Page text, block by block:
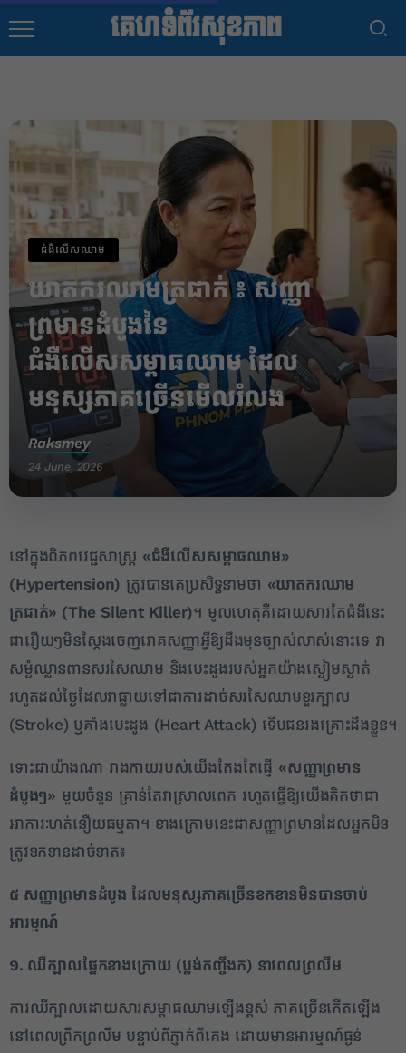
គេហទំព័រសុខភាព
ជំងឺលើសឈាម
ឃាតករឈាមត្រជាក់ ៖ សញ្ញា
ព្រមានដំបូងនៃ
ជំងឺលើសសម្ពាធឈាម ដែល
មនុស្សភាគច្រើនមើលរំលង
Raksmey
24 June, 2026
នៅក្នុងពិភពវេជ្ជសាស្ត្រ «ជំងឺលើសសម្ពាធឈាម»
(Hypertension) ត្រូវបានគេប្រសិទ្ធនាមថា «ឃាតករឈាម
ត្រជាក់» (The Silent Killer)។ មូលហេតុគឺដោយសារតែជំងឺនេះ
ជារឿយៗមិនស្តែងចេញរោគសញ្ញាអ្វីឱ្យដឹងមុនច្បាស់លាស់នោះទេ វា
សម្ងំឈ្លានពានសរសៃឈាម និងបេះដូងរបស់អ្នកយ៉ាងស្ងៀមស្ងាត់
រហូតដល់ថ្ងៃដែលវាធ្លាយទៅជាការដាច់សរសៃឈាមខួរក្បាល
(Stroke) ឬគាំងបេះដូង (Heart Attack) ទើបជនរងគ្រោះដឹងខ្លួន។
ទោះជាយ៉ាងណា រាងកាយរបស់យើងតែងតែផ្ញើ «សញ្ញាព្រមាន
ដំបូងៗ» មួយចំនួន គ្រាន់តែវាស្រាលពេក រហូតធ្វើឱ្យយើងគិតថាជា
អាការៈហត់នឿយធម្មតា។ ខាងក្រោមនេះជាសញ្ញាព្រមានដែលអ្នកមិន
ត្រូវខកខានដាច់ខាត៖
៥ សញ្ញាព្រមានដំបូង ដែលមនុស្សភាគច្រើនខកខានមិនបានចាប់
អារម្មណ៍
១. ឈឺក្បាលផ្នែកខាងក្រោយ (ប្លង់កញ្ចឹងក) នាពេលព្រលឹម
ការឈឺក្បាលដោយសារសម្ពាធឈាមឡើងខ្ពស់ ភាគច្រើនកើតឡើង
នៅពេលព្រឹកព្រលឹម បន្ទាប់ពីភ្ញាក់ពីគេង ដោយមានអារម្មណ៍ធ្ងន់